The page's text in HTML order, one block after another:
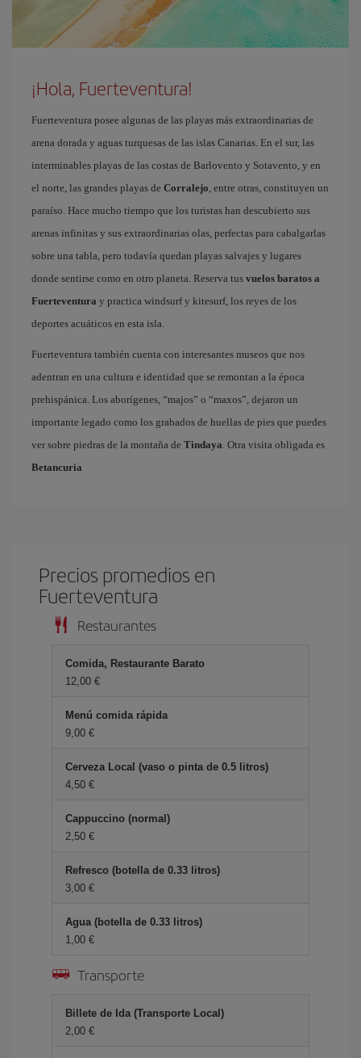
¡Hola, Fuerteventura!
Fuerteventura posee algunas de las playas más extraordinarias de
arena dorada y aguas turquesas de las islas Canarias. En el sur, las
interminables playas de las costas de Barlovento y Sotavento, y en
el norte, las grandes playas de Corralejo, entre otras, constituyen un
paraíso. Hace mucho tiempo que los turistas han descubierto sus
arenas infinitas y sus extraordinarias olas, perfectas para cabalgarlas
sobre una tabla, pero todavía quedan playas salvajes y lugares
donde sentirse como en otro planeta. Reserva tus vuelos baratos a
Fuerteventura y practica windsurf y kitesurf, los reyes de los
deportes acuáticos en esta isla.
Fuerteventura también cuenta con interesantes museos que nos
adentran en una cultura e identidad que se remontan a la época
prehispánica. Los aborígenes, “majos” o “maxos”, dejaron un
importante legado como los grabados de huellas de pies que puedes
ver sobre piedras de la montaña de Tindaya. Otra visita obligada es
Betancuria
Precios promedios en
Fuerteventura
Restaurantes
Comida, Restaurante Barato
12,00 €
Menú comida rápida
9,00 €
Cerveza Local (vaso o pinta de 0.5 litros)
4,50 €
Cappuccino (normal)
2,50 €
Refresco (botella de 0.33 litros)
3,00 €
Agua (botella de 0.33 litros)
1,00 €
Transporte
Billete de Ida (Transporte Local)
2,00 €